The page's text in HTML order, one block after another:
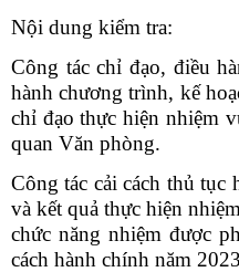
Nội dung kiểm tra:
Công tác chỉ đạo, điều
hành chương trình, kế
chỉ đạo thực hiện nhiệm
quan Văn phòng.
Công tác cải cách thủ tục
và kết quả thực hiện
chức năng nhiệm được
cách hành chính năm